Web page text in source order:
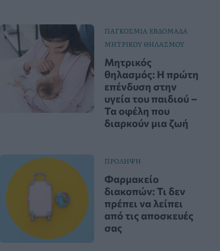
ΠΑΓΚΟΣΜΙΑ ΕΒΔΟΜΑΔΑ
ΜΗΤΡΙΚΟΥ ΘΗΛΑΣΜΟΥ
Μητρικός
θηλασμός: Η πρώτη
επένδυση στην
υγεία του παιδιού –
Τα οφέλη που
διαρκούν μια ζωή
ΠΡΟΛΗΨΗ
Φαρμακείο
διακοπών: Τι δεν
πρέπει να λείπει
από τις αποσκευές
σας